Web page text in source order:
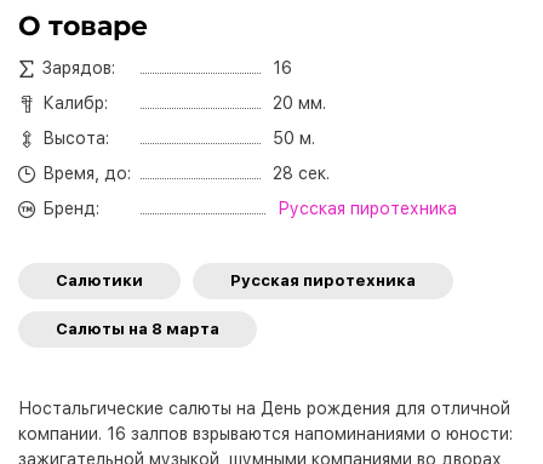
О товаре
Зарядов:
16
Калибр:
20 мм.
Высота:
50 м.
Время, до:
28 сек.
Бренд:
Русская пиротехника
Салютики Русская пиротехника
Салюты на 8 марта
Ностальгические салюты на День рождения для отличной
компании. 16 залпов взрываются напоминаниями о юности:
зажигательной музыкой, шумными компаниями во дворах,